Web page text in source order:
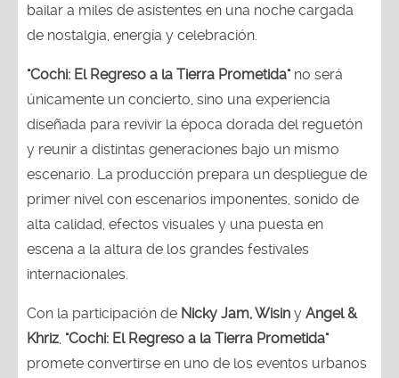
bailar a miles de asistentes en una noche cargada
de nostalgia, energía y celebración.
"Cochi: El Regreso a la Tierra Prometida" no será
únicamente un concierto, sino una experiencia
diseñada para revivir la época dorada del reguetón
y reunir a distintas generaciones bajo un mismo
escenario. La producción prepara un despliegue de
primer nivel con escenarios imponentes, sonido de
alta calidad, efectos visuales y una puesta en
escena a la altura de los grandes festivales
internacionales.
Con la participación de Nicky Jam, Wisin y Angel &
Khriz, "Cochi: El Regreso a la Tierra Prometida"
promete convertirse en uno de los eventos urbanos